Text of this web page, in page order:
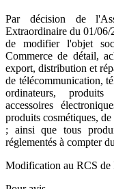
Par décision de
Extraordinaire du 01/06/
de modifier l'objet
Commerce de détail,
export, distribution et
de télécommunication,
ordinateurs,
accessoires
produits cosmétiques,
; ainsi que tous
réglementés à compter
Modification au RCS de